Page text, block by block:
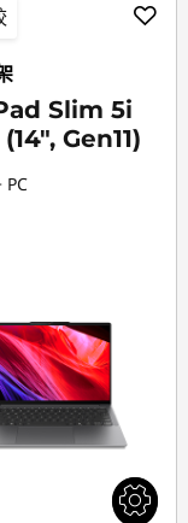
Slim 5i
Gen11)
PC